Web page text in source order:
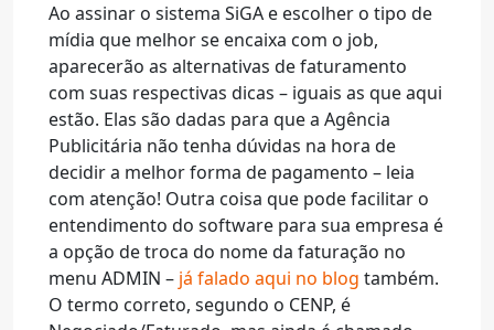
Ao assinar o sistema SiGA e escolher o tipo de
mídia que melhor se encaixa com o job,
aparecerão as alternativas de faturamento
com suas respectivas dicas – iguais as que aqui
estão. Elas são dadas para que a Agência
Publicitária não tenha dúvidas na hora de
decidir a melhor forma de pagamento – leia
com atenção! Outra coisa que pode facilitar o
entendimento do software para sua empresa é
a opção de troca do nome da faturação no
menu ADMIN – já falado aqui no blog também.
O termo correto, segundo o CENP, é